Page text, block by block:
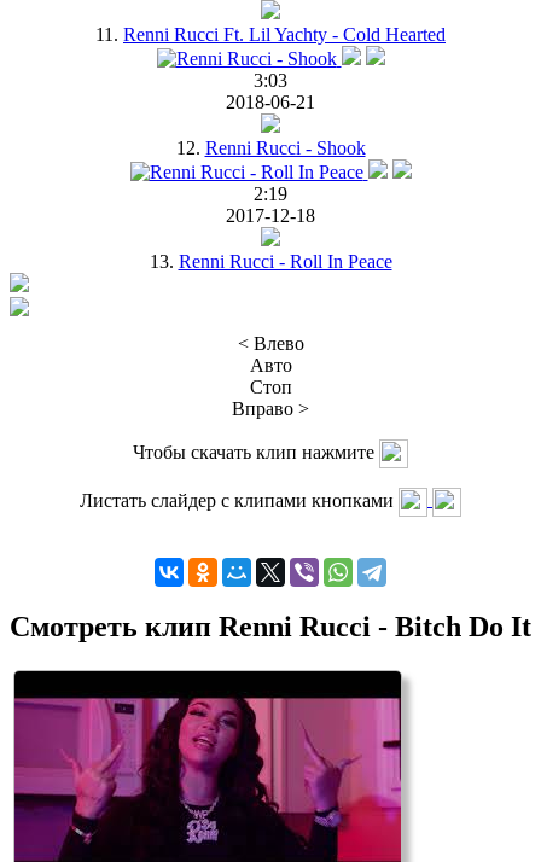
11. Renni Rucci Ft. Lil Yachty - Cold Hearted
3:03
2018-06-21
12. Renni Rucci - Shook
2:19
2017-12-18
13. Renni Rucci - Roll In Peace
< Влево
Авто
Стоп
Вправо >
Чтобы скачать клип нажмите
Листать слайдер с клипами кнопками
Смотреть клип Renni Rucci - Bitch Do It